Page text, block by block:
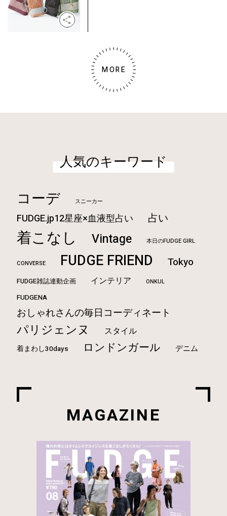
MORE
人気のキーワード
コーデ スニーカー
FUDGE.jp12星座×血液型占い 占い
着こなし Vintage 本日のFUDGE GIRL
CONVERSE FUDGE FRIEND Tokyo
FUDGE雑誌連動企画 インテリア ONKUL
FUDGENA
おしゃれさんの毎日コーディネート
パリジェンヌ スタイル
着まわし30days ロンドンガール デニム
MAGAZINE